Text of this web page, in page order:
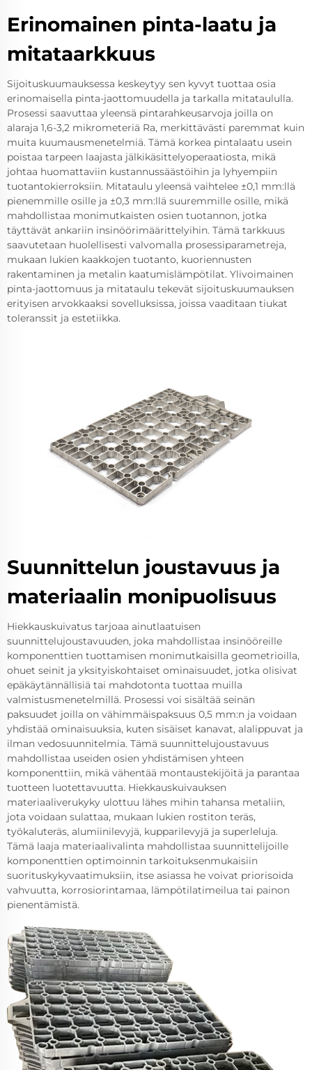
Erinomainen pinta-laatu ja
mitataarkkuus
Sijoituskuumauksessa keskeytyy sen kyvyt tuottaa osia
erinomaisella pinta-jaottomuudella ja tarkalla mitataululla.
Prosessi saavuttaa yleensä pintarahkeusarvoja joilla on
alaraja 1,6-3,2 mikrometeriä Ra, merkittävästi paremmat kuin
muita kuumausmenetelmiä. Tämä korkea pintalaatu usein
poistaa tarpeen laajasta jälkikäsittelyoperaatiosta, mikä
johtaa huomattaviin kustannussäästöihin ja lyhyempiin
tuotantokierroksiin. Mitataulu yleensä vaihtelee ±0,1 mm:llä
pienemmille osille ja ±0,3 mm:llä suuremmille osille, mikä
mahdollistaa monimutkaisten osien tuotannon, jotka
täyttävät ankariin insinöörimäärittelyihin. Tämä tarkkuus
saavutetaan huolellisesti valvomalla prosessiparametreja,
mukaan lukien kaakkojen tuotanto, kuoriennusten
rakentaminen ja metalin kaatumislämpötilat. Ylivoimainen
pinta-jaottomuus ja mitataulu tekevät sijoituskuumauksen
erityisen arvokkaaksi sovelluksissa, joissa vaaditaan tiukat
toleranssit ja estetiikka.
Suunnittelun joustavuus ja
materiaalin monipuolisuus
Hiekkauskuivatus tarjoaa ainutlaatuisen
suunnittelujoustavuuden, joka mahdollistaa insinööreille
komponenttien tuottamisen monimutkaisilla geometrioilla,
ohuet seinit ja yksityiskohtaiset ominaisuudet, jotka olisivat
epäkäytännällisiä tai mahdotonta tuottaa muilla
valmistusmenetelmillä. Prosessi voi sisältää seinän
paksuudet joilla on vähimmäispaksuus 0,5 mm:n ja voidaan
yhdistää ominaisuuksia, kuten sisäiset kanavat, alalippuvat ja
ilman vedosuunnitelmia. Tämä suunnittelujoustavuus
mahdollistaa useiden osien yhdistämisen yhteen
komponenttiin, mikä vähentää montaustekijöitä ja parantaa
tuotteen luotettavuutta. Hiekkauskuivauksen
materiaaliverukyky ulottuu lähes mihin tahansa metaliin,
jota voidaan sulattaa, mukaan lukien rostiton teräs,
työkaluteräs, alumiinilevyjä, kupparilevyjä ja superleluja.
Tämä laaja materiaalivalinta mahdollistaa suunnittelijoille
komponenttien optimoinnin tarkoituksenmukaisiin
suorituskykyvaatimuksiin, itse asiassa he voivat priorisoida
vahvuutta, korrosiorintamaa, lämpötilatimeilua tai painon
pienentämistä.